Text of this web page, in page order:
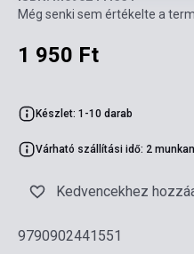
Még senki sem értékelte a
1 950 Ft
Készlet: 1-10 darab
Várható szállítási idő: 2
Kedvencekhez
9790902441551